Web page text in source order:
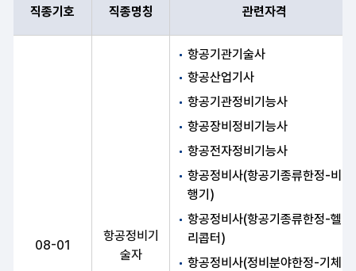
직종기호, 직종명칭, 관련자격 항목 순으로 항공 안내표
직종기호 직종명칭 관련자격
08-01
항공정비기
술자
항공기관기술사
항공산업기사
항공기관정비기능사
항공장비정비기능사
항공전자정비기능사
항공정비사(항공기종류한정-비
행기)
항공정비사(항공기종류한정-헬
리콥터)
항공정비사(정비분야한정-기체)